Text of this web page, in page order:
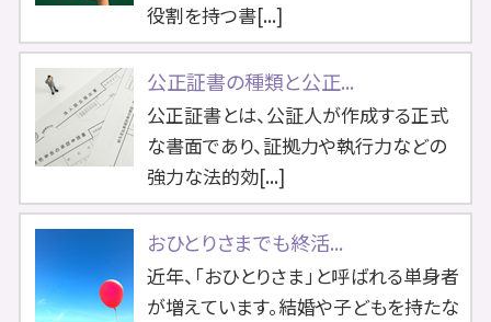
役割を持つ書[...]
公正証書の種類と公正...
公正証書とは、公証人が作成する正式
な書面であり、証拠力や執行力などの
強力な法的効[...]
おひとりさまでも終活...
近年、「おひとりさま」と呼ばれる単身者
が増えています。結婚や子どもを持たな